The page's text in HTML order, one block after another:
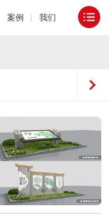
案例 我们